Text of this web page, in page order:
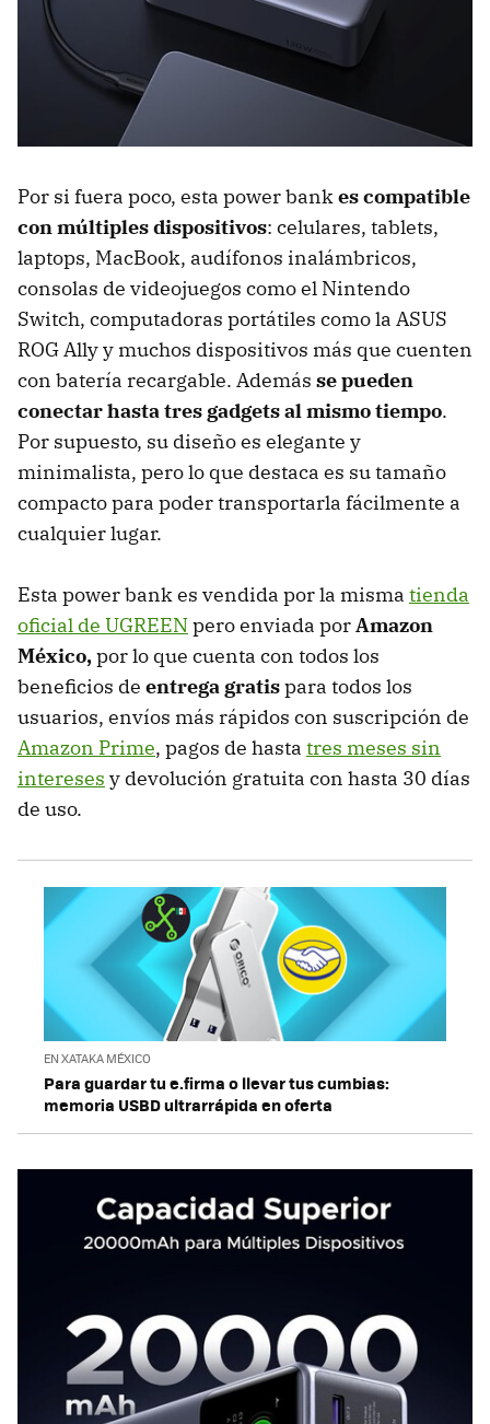
Por si fuera poco, esta power bankes compatible
con múltiples dispositivos: celulares, tablets,
laptops, MacBook, audífonos inalámbricos,
consolas de videojuegos como el Nintendo
Switch, computadoras portátiles como la ASUS
ROG Ally y muchos dispositivos más que cuenten
con batería recargable. Además se pueden
conectar hasta tres gadgets al mismo tiempo.
Por supuesto, su diseño es elegante y
minimalista, pero lo que destaca es su tamaño
compacto para poder transportarla fácilmente a
cualquier lugar.
Esta power bank es vendida por la misma tienda
oficial de UGREENpero enviada porAmazon
México,por lo que cuenta con todos los
beneficios de entrega gratispara todos los
usuarios, envíos más rápidos con suscripción de
Amazon Prime, pagos de hasta tres meses sin
intereses y devolución gratuita con hasta 30 días
de uso.
EN XATAKA MÉXICO
Para guardar tu e.firma o llevar tus cumbias:
memoria USBD ultrarrápida en oferta